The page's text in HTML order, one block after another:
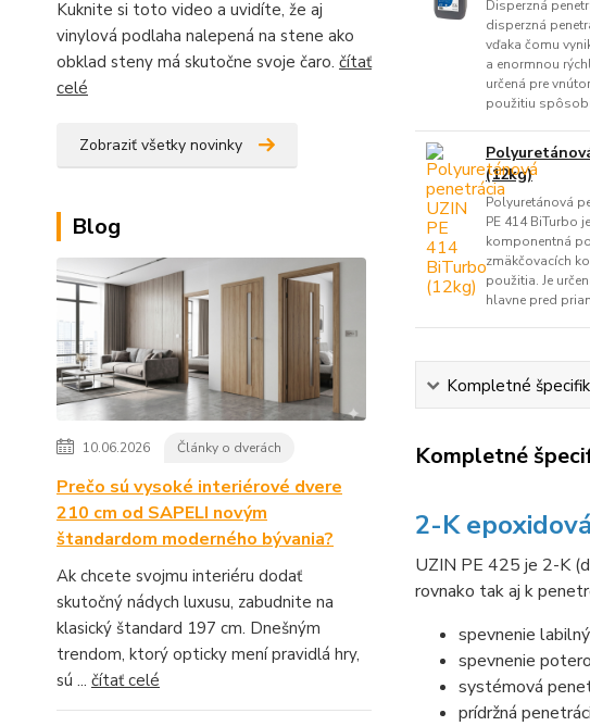
Kuknite si toto video a uvidíte, že aj
vinylová podlaha nalepená na stene ako
obklad steny má skutočne svoje čaro. čítať
celé
Zobraziť všetky novinky
Blog
10.06.2026 Články o dverách
Prečo sú vysoké interiérové dvere
210 cm od SAPELI novým
štandardom moderného bývania?
Ak chcete svojmu interiéru dodať
skutočný nádych luxusu, zabudnite na
klasický štandard 197 cm. Dnešným
trendom, ktorý opticky mení pravidlá hry,
sú ... čítať celé
Disperzná
disperzná
vďaka čomu
a enormnou
určená pre
použitiu
(12kg)
Polyuretánová
PE 414 BiTurbo
komponentná
zmäkčovacích
použitia. Je
hlavne pred
Kompletné
Kompletné
2-K
UZIN PE 425 je 2-K
rovnako tak aj k
spevnenie
spevnenie
systémová
prídržná